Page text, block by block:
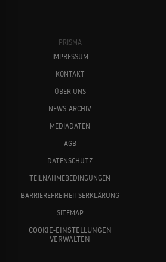
PRISMA
IMPRESSUM
KONTAKT
ÜBER UNS
NEWS-ARCHIV
MEDIADATEN
AGB
DATENSCHUTZ
TEILNAHMEBEDINGUNGEN
BARRIEREFREIHEITSERKLÄRUNG
SITEMAP
COOKIE-EINSTELLUNGEN
VERWALTEN